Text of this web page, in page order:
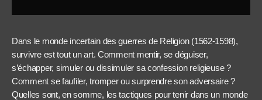
Dans le monde incertain des guerres de Religion (1562-1598),
survivre est tout un art. Comment mentir, se déguiser,
s’échapper, simuler ou dissimuler sa confession religieuse ?
Comment se faufiler, tromper ou surprendre son adversaire ?
Quelles sont, en somme, les tactiques pour tenir dans un monde